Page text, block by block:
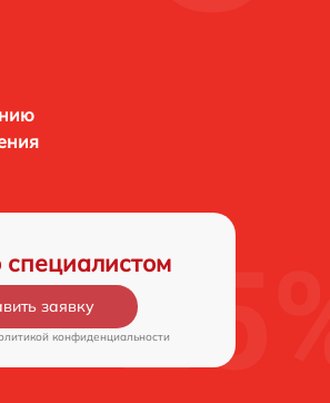
специалистом
заявку
конфиденциальности